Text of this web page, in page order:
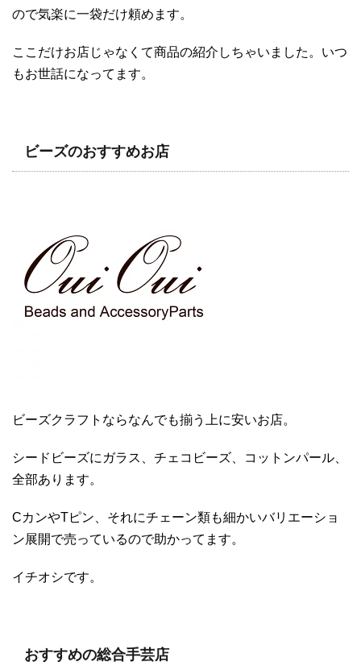
ので気楽に一袋だけ頼めます。
ここだけお店じゃなくて商品の紹介しちゃいました。いつ
もお世話になってます。
ビーズのおすすめお店
ビーズクラフトならなんでも揃う上に安いお店。
シードビーズにガラス、チェコビーズ、コットンパール、
全部あります。
CカンやTピン、それにチェーン類も細かいバリエーショ
ン展開で売っているので助かってます。
イチオシです。
おすすめの総合手芸店